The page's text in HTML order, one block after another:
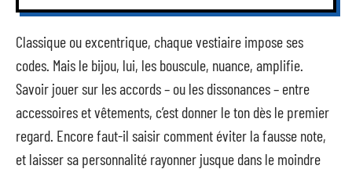
Classique ou excentrique, chaque vestiaire impose ses
codes. Mais le bijou, lui, les bouscule, nuance, amplifie.
Savoir jouer sur les accords – ou les dissonances – entre
accessoires et vêtements, c’est donner le ton dès le premier
regard. Encore faut-il saisir comment éviter la fausse note,
et laisser sa personnalité rayonner jusque dans le moindre